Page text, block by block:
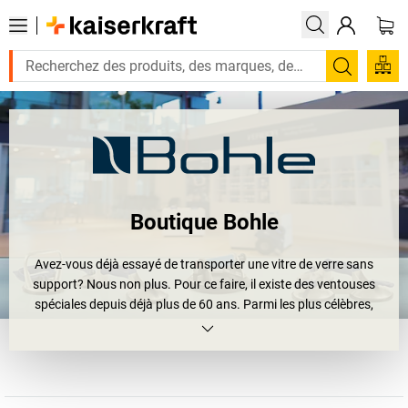
Boutique Bohle
Avez-vous déjà essayé de transporter une vitre de verre sans
support? Nous non plus. Pour ce faire, il existe des ventouses
spéciales depuis déjà plus de 60 ans. Parmi les plus célèbres,
celles de la marque VERIBOR, un produit de l’entreprise Bohle. Le